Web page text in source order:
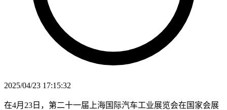
2025/04/23 17:15:32
在4月23日，第二十一届上海国际汽车工业展览会在国家会展